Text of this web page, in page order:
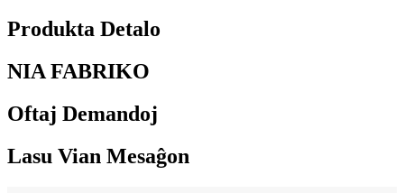
Produkta Detalo
NIA FABRIKO
Oftaj Demandoj
Lasu Vian Mesaĝon